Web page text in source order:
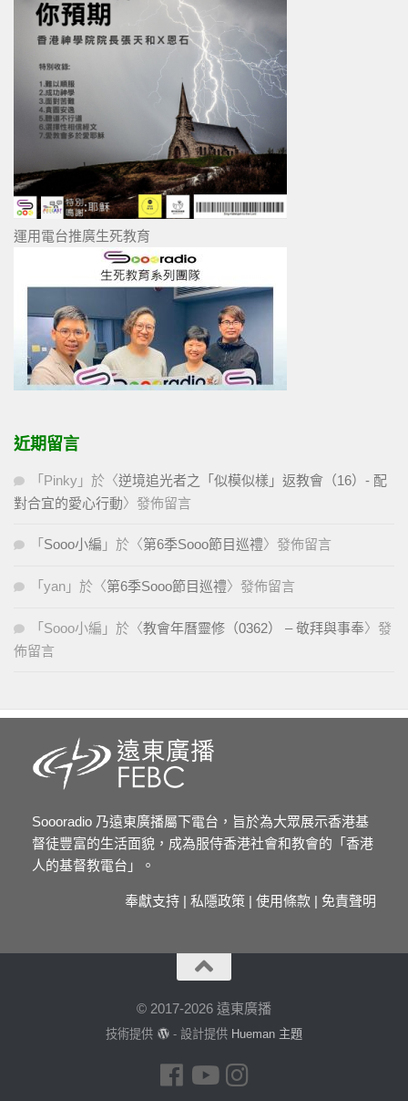
運用電台推廣生死教育
近期留言
「 Pinky 」於〈逆境追光者之「似模似樣」返教會（16）- 配
對合宜的愛心行動〉發佈留言
「 Sooo小編 」於〈第6季Sooo節目巡禮〉發佈留言
「 yan 」於〈第6季Sooo節目巡禮〉發佈留言
「 Sooo小編 」於〈教會年曆靈修（0362） – 敬拜與事奉〉發
佈留言
Soooradio 乃遠東廣播屬下電台，旨於為大眾展示香港基
督徒豐富的生活面貌，成為服侍香港社會和教會的「香港
人的基督教電台」。
奉獻支持 | 私隱政策 | 使用條款 | 免責聲明
© 2017-2026 遠東廣播
技術提供 - 設計提供 Hueman 主題